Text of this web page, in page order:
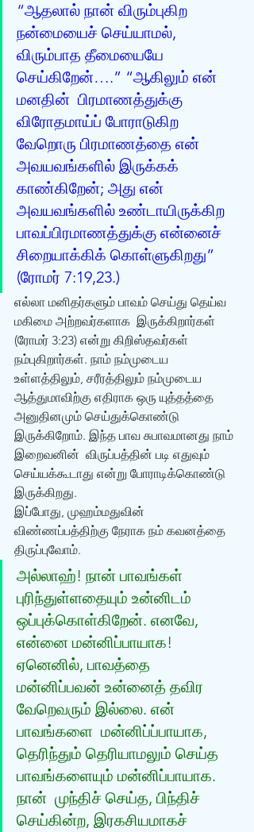
“ஆதலால் நான் விரும்புகிற
நன்மையைச் செய்யாமல்,
விரும்பாத தீமையையே
செய்கிறேன்….” “ஆகிலும் என்
மனதின்  பிரமாணத்துக்கு
விரோதமாய்ப் போராடுகிற
வேறொரு பிரமாணத்தை என்
அவயவங்களில் இருக்கக்
காண்கிறேன்; அது என்
அவயவங்களில் உண்டாயிருக்கிற
பாவப்பிரமாணத்துக்கு என்னைச்
சிறையாக்கிக் கொள்ளுகிறது”
(ரோமர் 7:19,23.)
எல்லா மனிதர்களும் பாவம் செய்து தெய்வ
மகிமை அற்றவர்களாக  இருக்கிறார்கள்
(ரோமர் 3:23) என்று கிறிஸ்தவர்கள்
நம்புகிறார்கள். நாம் நம்முடைய
உள்ளத்திலும், சரீரத்திலும் நம்முடைய
ஆத்துமாவிற்கு எதிராக ஒரு யுத்தத்தை
அனுதினமும் செய்துக்கொண்டு
இருக்கிறோம். இந்த பாவ சுபாவமானது நாம்
இறைவனின்  விருப்பத்தின் படி எதுவும்
செய்யக்கூடாது என்று போராடிக்கொண்டு
இருக்கிறது.
இப்போது, முஹம்மதுவின்
விண்ணப்பத்திற்கு நேராக நம் கவனத்தை
திருப்புவோம்.
அல்லாஹ்! நான் பாவங்கள்
புரிந்துள்ளதையும் உன்னிடம்
ஒப்புக்கொள்கிறேன். எனவே,
என்னை மன்னிப்பாயாக!
ஏனெனில், பாவத்தை
மன்னிப்பவன் உன்னைத் தவிர
வேறெவரும் இல்லை. என்
பாவங்களை  மன்னிப்ப்பாயாக,
தெரிந்தும் தெரியாமலும் செய்த
பாவங்களையும் மன்னிப்பாயாக.
நான்  முந்திச் செய்த, பிந்திச்
செய்கின்ற, இரகசியமாகச்